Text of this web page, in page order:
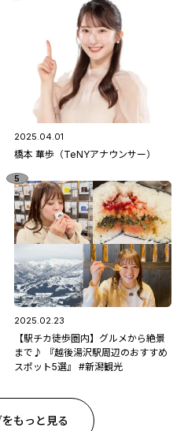
2025.04.01
橋本 華歩（TeNYアナウンサー）
2025.02.23
【駅チカ徒歩圏内】グルメから絶景
まで♪ 『越後湯沢駅周辺のおすすめ
スポット5選』 #新潟観光
もっと見る